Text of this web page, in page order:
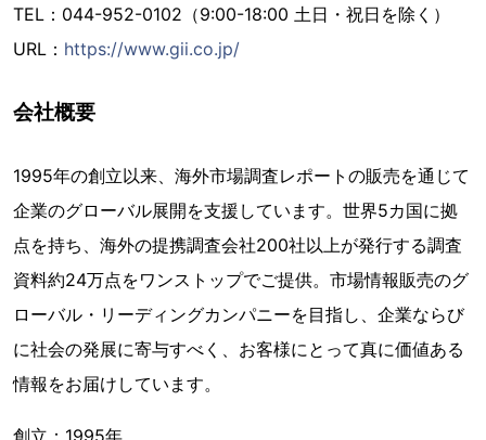
TEL：044-952-0102（9:00-18:00 土日・祝日を除く）
URL： https://www.gii.co.jp/
会社概要
1995年の創立以来、海外市場調査レポートの販売を通じて
企業のグローバル展開を支援しています。世界5カ国に拠
点を持ち、海外の提携調査会社200社以上が発行する調査
資料約24万点をワンストップでご提供。市場情報販売のグ
ローバル・リーディングカンパニーを目指し、企業ならび
に社会の発展に寄与すべく、お客様にとって真に価値ある
情報をお届けしています。